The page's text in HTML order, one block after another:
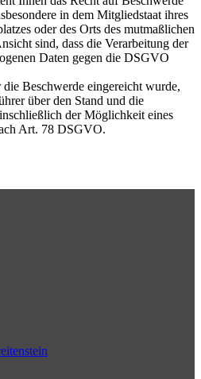
in dem Mitgliedstaat ihres
oder des Orts des mutmaßlichen
sind, dass die Verarbeitung der
Daten gegen die DSGVO
Beschwerde eingereicht wurde,
über den Stand und die
der Möglichkeit eines
Art. 78 DSGVO.